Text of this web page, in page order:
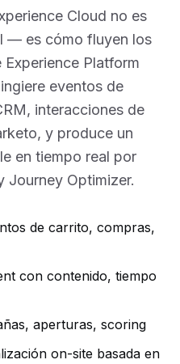
Cloud no es
— es cómo fluyen los
Platform
eventos de
interacciones de
y produce un
en tiempo real por
Journey Optimizer.
de carrito, compras,
con contenido, tiempo
aperturas, scoring
on-site basada en